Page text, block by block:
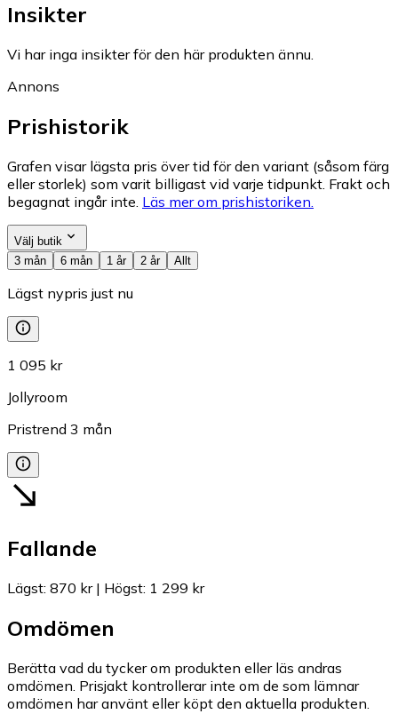
Insikter
Vi har inga insikter för den här produkten ännu.
Annons
Prishistorik
Grafen visar lägsta pris över tid för den variant (såsom färg
eller storlek) som varit billigast vid varje tidpunkt. Frakt och
begagnat ingår inte. Läs mer om prishistoriken.
Välj butik
3 mån
6 mån 1 år 2 år Allt
Lägst nypris just nu
1 095 kr
Jollyroom
Pristrend 3 mån
Fallande
Lägst: 870 kr| Högst: 1 299 kr
Omdömen
Berätta vad du tycker om produkten eller läs andras
omdömen. Prisjakt kontrollerar inte om de som lämnar
omdömen har använt eller köpt den aktuella produkten.